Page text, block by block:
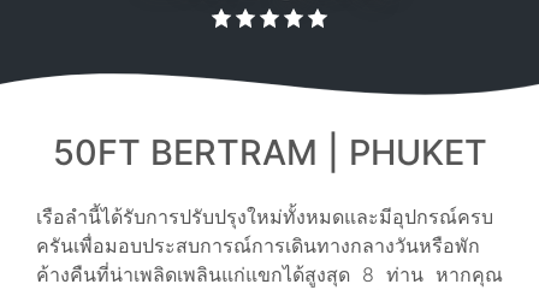
50FT BERTRAM | PHUKET
เรือลำนี้ได้รับการปรับปรุงใหม่ทั้งหมดและมีอุปกรณ์ครบ
ครันเพื่อมอบประสบการณ์การเดินทางกลางวันหรือพัก
ค้างคืนที่น่าเพลิดเพลินแก่แขกได้สูงสุด 8 ท่าน หากคุณ